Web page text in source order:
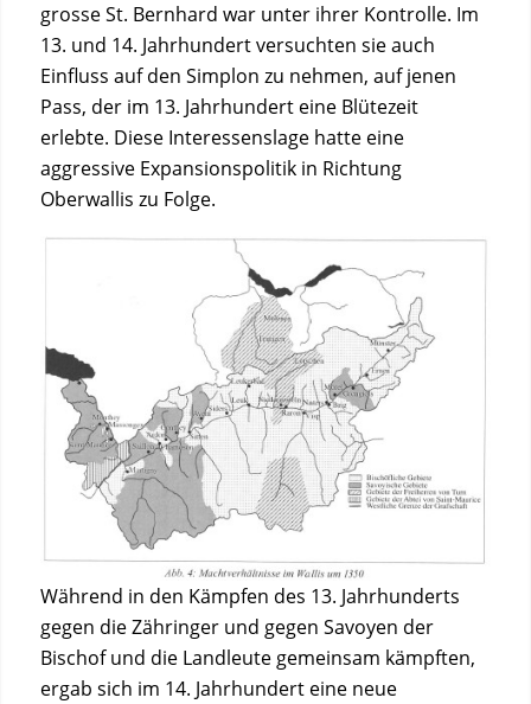
grosse St. Bernhard war unter ihrer Kontrolle. Im
13. und 14. Jahrhundert versuchten sie auch
Einfluss auf den Simplon zu nehmen, auf jenen
Pass, der im 13. Jahrhundert eine Blütezeit
erlebte. Diese Interessenslage hatte eine
aggressive Expansionspolitik in Richtung
Oberwallis zu Folge.
Während in den Kämpfen des 13. Jahrhunderts
gegen die Zähringer und gegen Savoyen der
Bischof und die Landleute gemeinsam kämpften,
ergab sich im 14. Jahrhundert eine neue